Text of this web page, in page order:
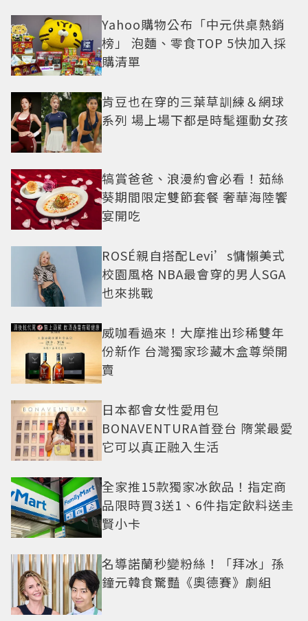
Yahoo購物公布「中元供桌熱銷
榜」 泡麵、零食TOP 5快加入採
購清單
肯豆也在穿的三葉草訓練＆網球
系列 場上場下都是時髦運動女孩
犒賞爸爸、浪漫約會必看！茹絲
葵期間限定雙節套餐 奢華海陸饗
宴開吃
ROSÉ親自搭配Levi’s慵懶美式
校園風格 NBA最會穿的男人SGA
也來挑戰
威咖看過來！大摩推出珍稀雙年
份新作 台灣獨家珍藏木盒尊榮開
賣
日本都會女性愛用包
BONAVENTURA首登台 隋棠最愛
它可以真正融入生活
全家推15款獨家冰飲品！指定商
品限時買3送1、6件指定飲料送圭
賢小卡
名導諾蘭秒變粉絲！「拜冰」孫
鐘元韓食驚豔《奧德賽》劇組